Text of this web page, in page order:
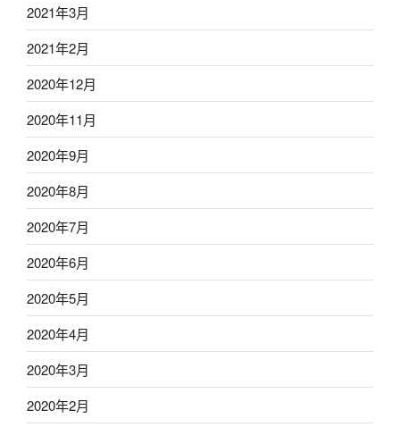
2021年3月
2021年2月
2020年12月
2020年11月
2020年9月
2020年8月
2020年7月
2020年6月
2020年5月
2020年4月
2020年3月
2020年2月